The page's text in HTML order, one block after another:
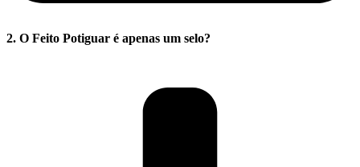
2. O Feito Potiguar é apenas um selo?